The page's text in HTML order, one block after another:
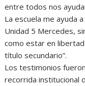
entre todos nos
La escuela me ayuda
Unidad 5 Mercedes,
como estar en
título secundario”.
Los testimonios
recorrida institucional